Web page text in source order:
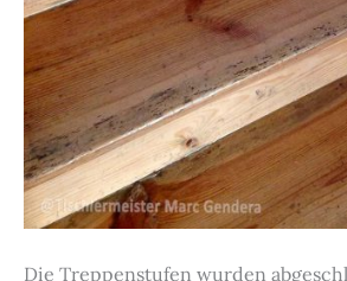
Die Treppenstufen wurden